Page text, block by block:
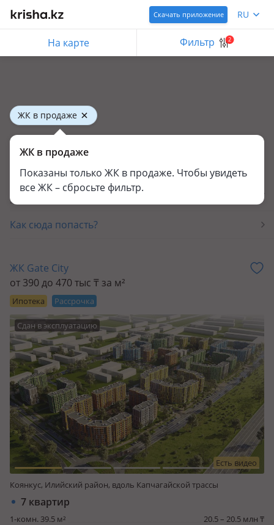
Скачать приложение RU
На карте Фильтр 2
ЖК в продаже
ЖК в продаже
Показаны только ЖК в продаже. Чтобы увидеть
все ЖК – сбросьте фильтр.
Новостройки в Коянкусе
1 новостройка
Каталог застройщиков
244 компаний
Как сюда попасть?
ЖК Gate City
от 390 до 470 тыс ₸ за м²
Ипотека Рассрочка
Сдан в эксплуатацию
Есть видео
Коянкус, Илийский район, вдоль Капчагайской трассы
7 квартир
1-комн. 39.5 м²
20.5 – 20.5 млн ₸